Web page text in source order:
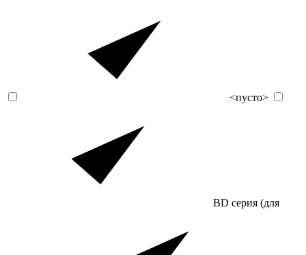
<пусто>
BD серия (для